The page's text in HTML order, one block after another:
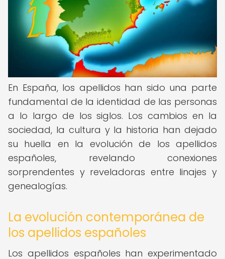
En España, los apellidos han sido una parte
fundamental de la identidad de las personas
a lo largo de los siglos. Los cambios en la
sociedad, la cultura y la historia han dejado
su huella en la evolución de los apellidos
españoles, revelando conexiones
sorprendentes y reveladoras entre linajes y
genealogías.
La evolución contemporánea de
los apellidos españoles
Los apellidos españoles han experimentado